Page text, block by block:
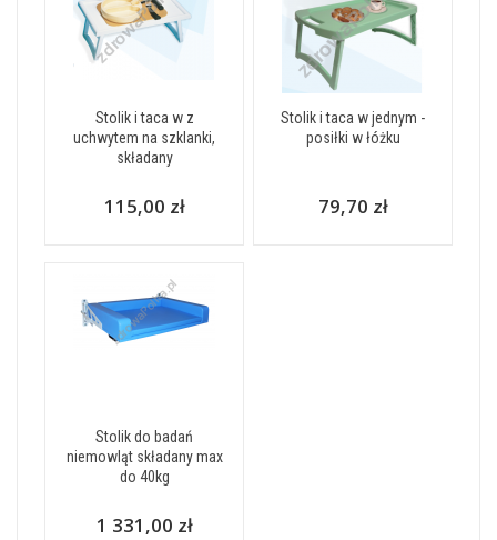
Stolik i taca w z
uchwytem na szklanki,
składany
115,00 zł
Stolik i taca w jednym -
posiłki w łóżku
79,70 zł
Stolik do badań
niemowląt składany max
do 40kg
1 331,00 zł